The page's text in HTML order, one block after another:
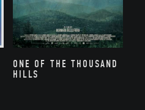
ONE OF THE THOUSAND
HILLS